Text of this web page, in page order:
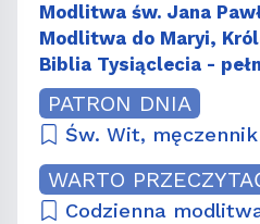
Modlitwa św. Jana
Modlitwa do Maryi,
Biblia Tysiąclecia -
PATRON DNIA
Św. Wit, męczennik
WARTO
Codzienna